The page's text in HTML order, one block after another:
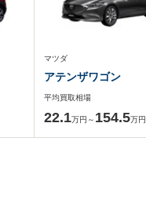
マツダ
アテンザワゴン
平均買取相場
22.1万円～ 154.5万円